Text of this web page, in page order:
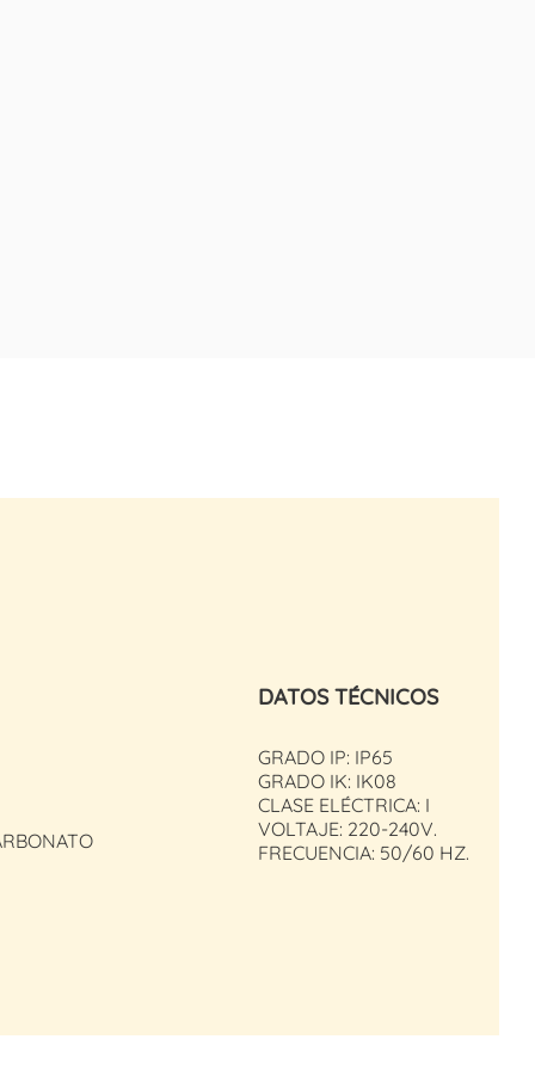
DATOS TÉCNICOS
GRADO IP: IP65
GRADO IK: IK08
CLASE ELÉCTRICA: I
VOLTAJE: 220-240V.
FRECUENCIA: 50/60 HZ.